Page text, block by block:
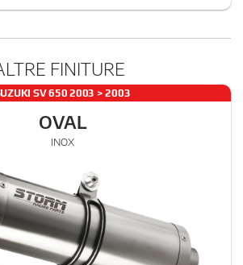
FINITURE
SV 650 2003 > 2003
OVAL
INOX